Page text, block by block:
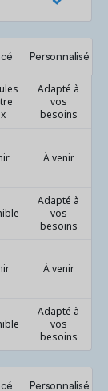
Personnalisé
Adapté à
vos
besoins
À venir
Adapté à
vos
besoins
À venir
Adapté à
vos
besoins
Personnalisé